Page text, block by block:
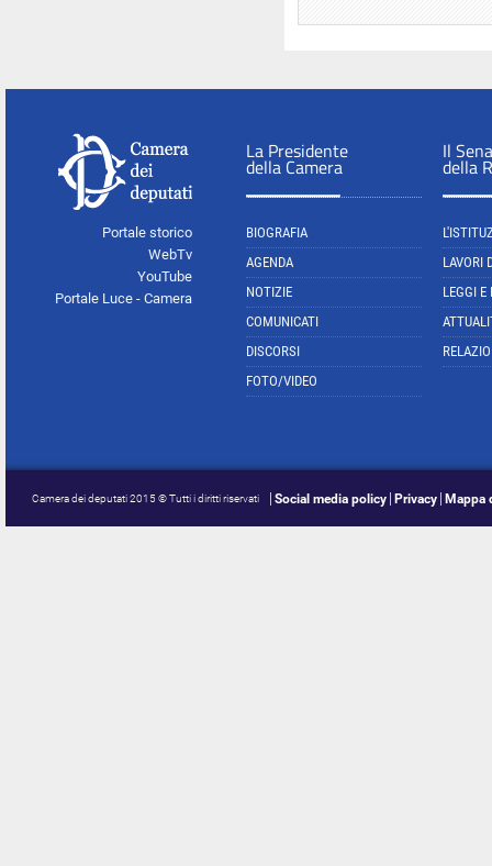
Portale storico
WebTv
YouTube
Portale Luce - Camera
La Presidente
della Camera
BIOGRAFIA
AGENDA
NOTIZIE
COMUNICATI
DISCORSI
FOTO/VIDEO
Il
della
LAVORI
LEGGI E
Camera dei deputati 2015 © Tutti i diritti riservati Social media policy Privacy Mappa